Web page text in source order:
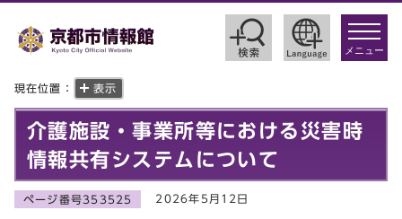
toggle
メニュー
現在位置： 表示
介護施設・事業所等における災害時
情報共有システムについて
ページ番号353525 2026年5月12日